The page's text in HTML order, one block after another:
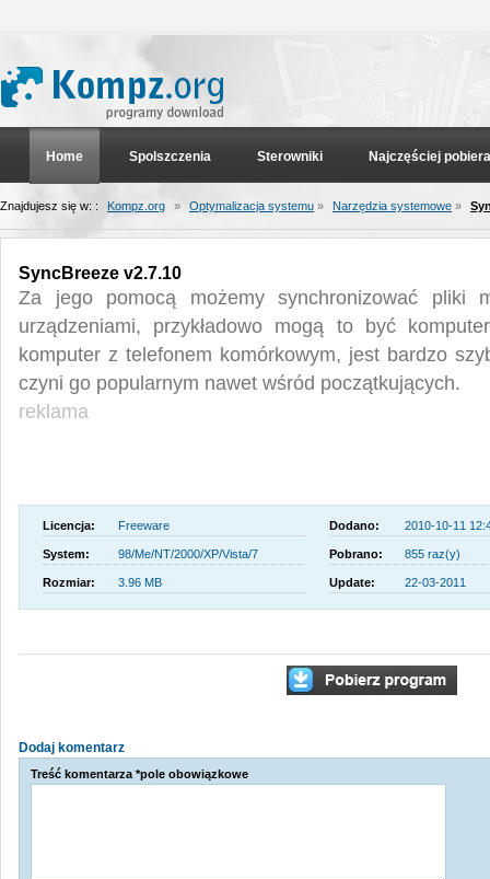
Home Spolszczenia Sterowniki Najczęściej
Znajdujesz się w: : Kompz.org » Optymalizacja systemu » Narzędzia systemowe »
SyncBreeze v2.7.10
Za jego pomocą możemy synchronizować pliki
urządzeniami, przykładowo mogą to być
komputer z telefonem komórkowym, jest bardzo
czyni go popularnym nawet wśród początkujących.
reklama
Licencja: Freeware Dodano: 2010-10-11
System: 98/Me/NT/2000/XP/Vista/7 Pobrano: 855 raz(y)
Rozmiar: 3.96 MB Update: 22-03-2011
Dodaj komentarz
Treść komentarza *pole obowiązkowe